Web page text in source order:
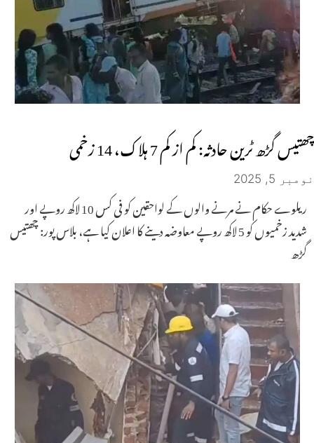
چھتیس گڑھ ٹرین حادثہ: کم از کم 7 ہلاک، 14 زخمی
نومبر 5, 2025
ریلوے حکام نے مرنے والوں کے لواحقین کو فی کس 10 لاکھ روپے اور
شدید زخمیوں کو 5 لاکھ روپے معاوضہ دینے کا اعلان کیا ہے، بلاس پور: چھتیس
گڑھ